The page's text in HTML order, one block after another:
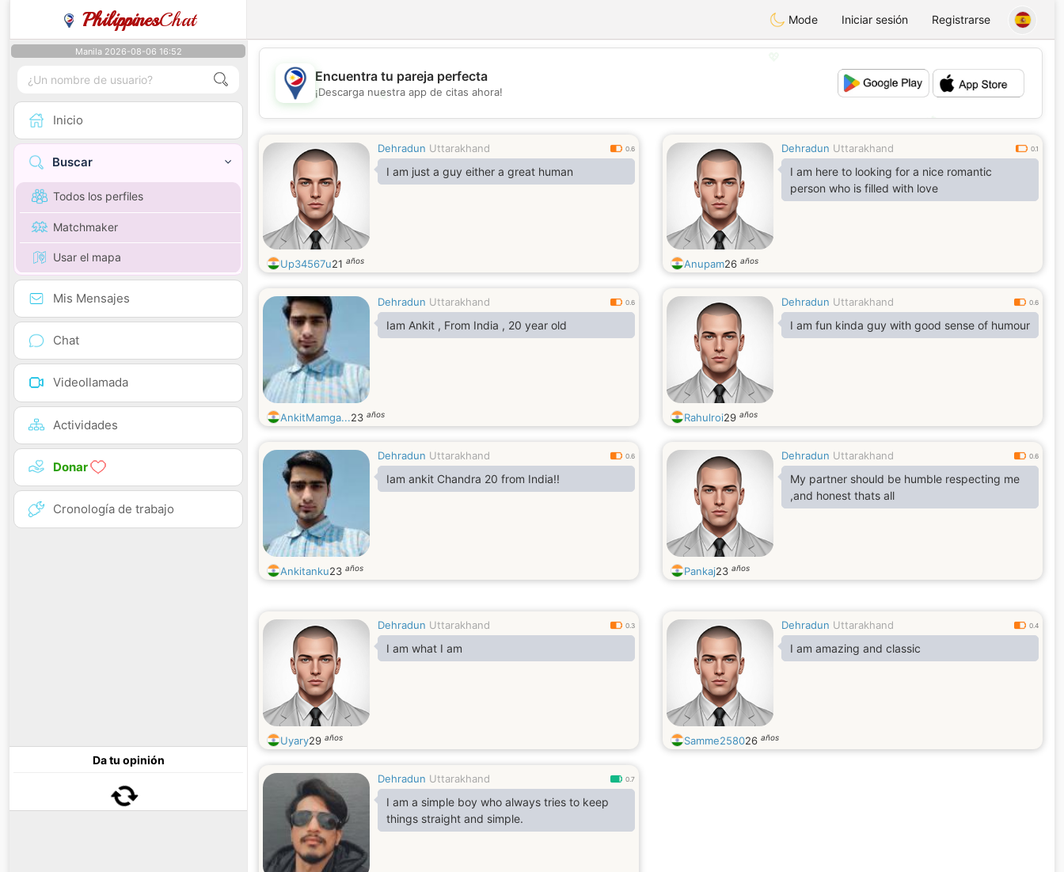
PhilippinesChat Mode Iniciar sesión Registrarse
Manila 2026-08-06 16:52
Inicio
Buscar
Todos los perfiles
Matchmaker
Usar el mapa
Mis Mensajes
Chat
Videollamada
Actividades
Donar
Cronología de trabajo
Da tu opinión
💖
💕
Encuentra tu pareja perfecta
¡Descarga nuestra app de citas ahora!
Dehradun Uttarakhand 0.6
I am just a guy either a great human
Up34567u21 años
Dehradun Uttarakhand 0.1
I am here to looking for a nice romantic
person who is filled with love
Anupam26 años
Dehradun Uttarakhand 0.6
Iam Ankit , From India , 20 year old
AnkitMamga...23 años
Dehradun Uttarakhand 0.6
I am fun kinda guy with good sense of humour
Rahulroi29 años
Dehradun Uttarakhand 0.6
Iam ankit Chandra 20 from India!!
Ankitanku23 años
Dehradun Uttarakhand 0.6
My partner should be humble respecting me
,and honest thats all
Pankaj23 años
Dehradun Uttarakhand 0.3
I am what I am
Uyary29 años
Dehradun Uttarakhand 0.4
I am amazing and classic
Samme258026 años
Dehradun Uttarakhand 0.7
I am a simple boy who always tries to keep
things straight and simple.